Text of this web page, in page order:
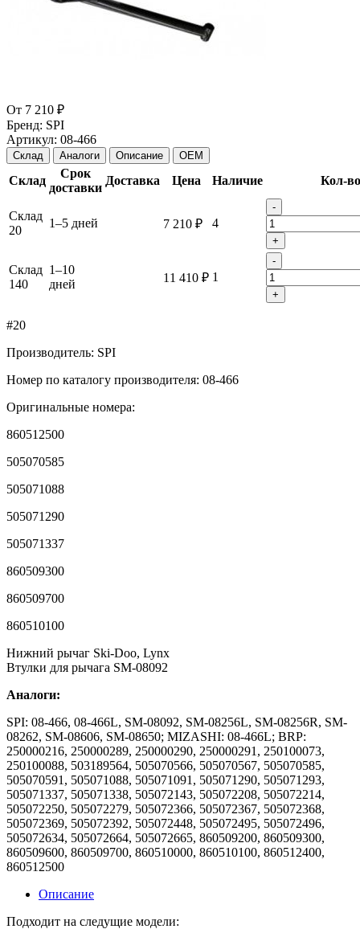
От 7 210 ₽
Бренд: SPI
Артикул: 08-466
Склад Аналоги Описание OEM
Склад
Срок
доставки
Доставка Цена Наличие Кол-во
Склад
20
1–5 дней 7 210 ₽ 4
-
+
Склад
140
1–10
дней
11 410 ₽ 1
-
+
#20
Производитель: SPI
Номер по каталогу производителя: 08-466
Оригинальные номера:
860512500
505070585
505071088
505071290
505071337
860509300
860509700
860510100
Нижний рычаг Ski-Doo, Lynx
Втулки для рычага SM-08092
Аналоги:
SPI: 08-466, 08-466L, SM-08092, SM-08256L, SM-08256R, SM-
08262, SM-08606, SM-08650; MIZASHI: 08-466L; BRP:
250000216, 250000289, 250000290, 250000291, 250100073,
250100088, 503189564, 505070566, 505070567, 505070585,
505070591, 505071088, 505071091, 505071290, 505071293,
505071337, 505071338, 505072143, 505072208, 505072214,
505072250, 505072279, 505072366, 505072367, 505072368,
505072369, 505072392, 505072448, 505072495, 505072496,
505072634, 505072664, 505072665, 860509200, 860509300,
860509600, 860509700, 860510000, 860510100, 860512400,
860512500
Описание
Подходит на следущие модели: